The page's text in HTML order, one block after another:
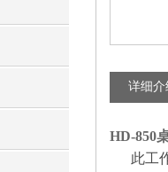
详细介
HD-850
此工作